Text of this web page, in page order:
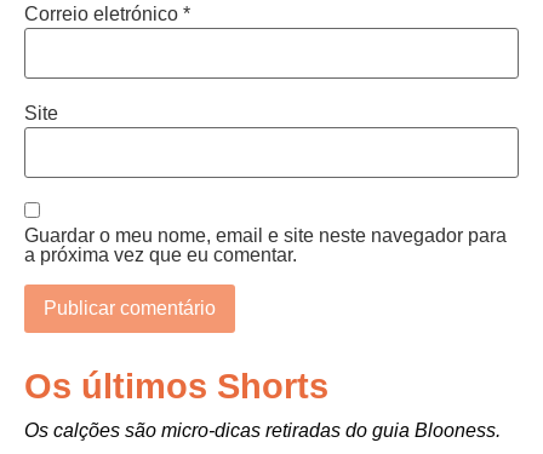
Correio eletrónico *
Site
Guardar o meu nome, email e site neste navegador para
a próxima vez que eu comentar.
Os últimos Shorts
Os calções são micro-dicas retiradas do guia Blooness.